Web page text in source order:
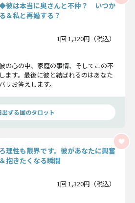
彼は本当に奥さんと不仲？ いつか
＆私と再婚する？
1回 1,320円（税込）
の心の中、家庭の事情、そしてこの不
ます。最後に彼と結ばれるのはあなた
お答えします。
出ずる国のタロット
理性も限界です。彼があなたに興奮
抱きたくなる瞬間
1回 1,320円（税込）